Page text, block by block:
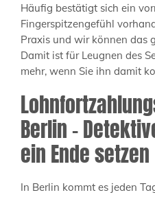
Häufig bestätigt sich ein
Fingerspitzengefühl
Praxis und wir können das
Damit ist für Leugnen des
mehr, wenn Sie ihn damit
Berlin –
ein Ende setzen
In Berlin kommt es jeden